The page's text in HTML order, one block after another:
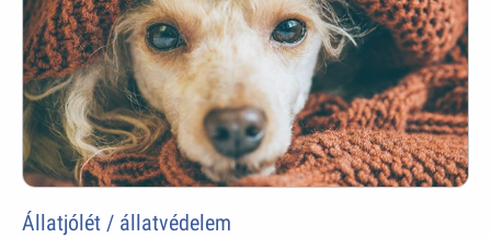
Állatjólét / állatvédelem